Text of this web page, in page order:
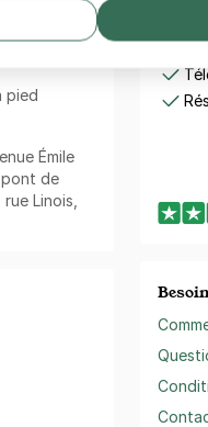
pied
Émile
pont de
Linois,